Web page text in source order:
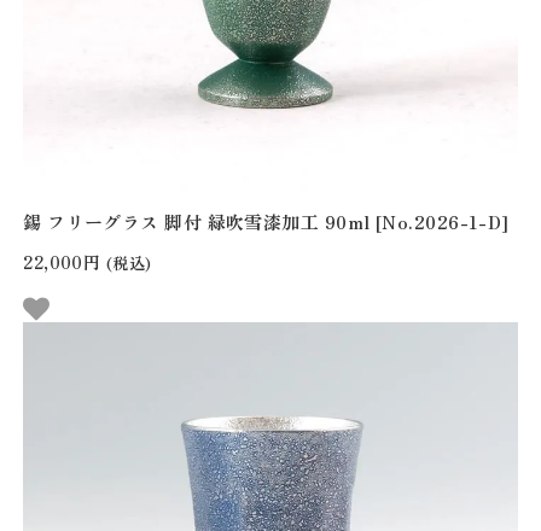
錫 フリーグラス 脚付 緑吹雪漆加工 90ml [No.2026-1-D]
22,000円 (税込)